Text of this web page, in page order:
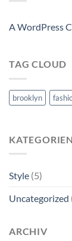
A WordPress
TAG CLOUD
brooklyn
KATEGORIEN
Style (5)
Uncategorized
ARCHIV